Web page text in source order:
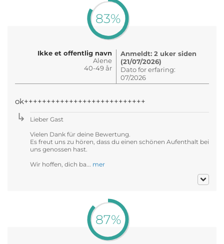
83%
Ikke et offentlig navn
Alene
40-49 år
Anmeldt: 2 uker siden
(21/07/2026)
Dato for erfaring:
07/2026
ok+++++++++++++++++++++++++++
Lieber Gast
Vielen Dank für deine Bewertung.
Es freut uns zu hören, dass du einen schönen Aufenthalt bei
uns genossen hast.
Wir hoffen, dich ba... mer
87%